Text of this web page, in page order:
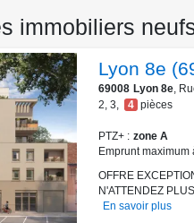
immobiliers
Lyon 8e
69008 Lyon 8e,
2 3 4 pièces
PTZ+
zone A
Emprunt maximum
OFFRE
N'ATTENDEZ
En savoir plus